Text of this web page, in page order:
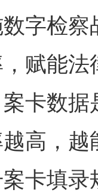
字检
赋能
卡数
高，
卡填